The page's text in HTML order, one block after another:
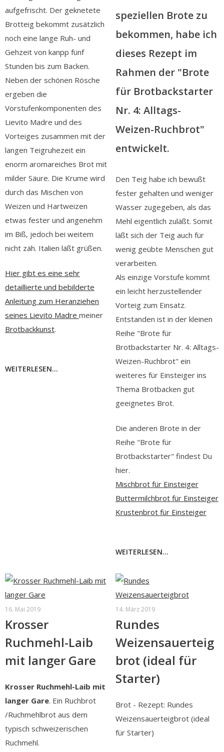
aufgefrischt. Der geknetete
Brotteig bekommt zusätzlich
noch eine lange Ruh- und
Gehzeit von kanpp fünf
Stunden bis zum Backen.
Neben der schönen Rösche
ergeben die
Vorstufenkomponenten des
Lievito Madre und des
Vorteiges zusammen mit der
langen Teigruhezeit ein
enorm aromareiches Brot mit
milder Säure. Die Krume wird
durch das Mischen von
Weizen und Hartweizen
etwas fester und angenehm
im Biß, jedoch bei weitem
nicht zäh. Italien läßt grüßen.
Hier gibt es eine sehr
detaillierte und bebilderte
Anleitung zum Heranziehen
seines Lievito Madre meiner
Brotbackkunst.
WEITERLESEN...
speziellen Brote zu
bekommen, habe ich
dieses Rezept im
Rahmen der "Brote
für Brotbackstarter
Nr. 4: Alltags-
Weizen-Ruchbrot"
entwickelt.
Den Teig habe ich bewußt
fester gehalten und weniger
Wasser zugegeben, als das
Mehl eigentlich zuläßt. Somit
läßt sich der Teig auch für
wenig geübte Menschen gut
verarbeiten.
Als einzige Vorstufe kommt
ein leicht herzustellender
Vorteig zum Einsatz.
Entstanden ist in der kleinen
Reihe "Brote für
Brotbackstarter Nr. 4: Alltags-
Weizen-Ruchbrot" ein
weiteres für Einsteiger ins
Thema Brotbacken gut
geeignetes Brot.
Die anderen Brote in der
Reihe "Brote für
Brotbackstarter" findest Du
hier.
Mischbrot für Einsteiger
Buttermilchbrot für Einsteiger
Krustenbrot für Einsteiger
WEITERLESEN...
16. Mai 2019
Krosser
Ruchmehl-Laib
mit langer Gare
Krosser Ruchmehl-Laib mit
langer Gare. Ein Ruchbrot
/Ruchmehlbrot aus dem
typisch schweizerischen
Ruchmehl.
14. März 2019
Rundes
Weizensauerteig
brot (ideal für
Starter)
Brot - Rezept: Rundes
Weizensauerteigbrot (ideal
für Starter)